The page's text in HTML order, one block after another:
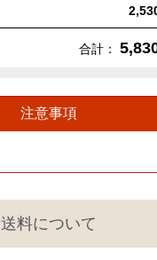
合計：
注意事項
送料について